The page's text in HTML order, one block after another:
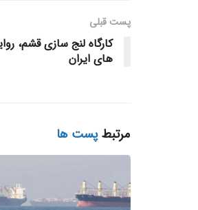
پست قبلی
کارگاه لنج سازی قشم،
های ایران
مرتبطپست ها